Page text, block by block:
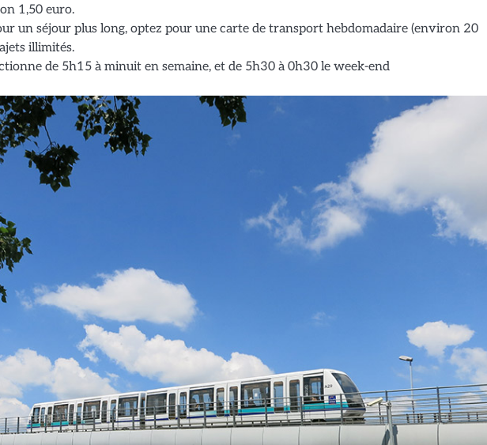
1,50 euro.
un séjour plus long, optez pour une carte de transport hebdomadaire (environ 20
illimités.
de 5h15 à minuit en semaine, et de 5h30 à 0h30 le week-end